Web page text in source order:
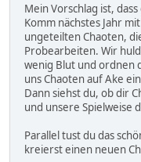
Mein Vorschlag ist,
Komm nächstes Jahr
ungeteilten Chaoten,
Probearbeiten. Wir
wenig Blut und ordnen
uns Chaoten auf Ake
Dann siehst du, ob dir
und unsere Spielweise
Parallel tust du das
kreierst einen neuen